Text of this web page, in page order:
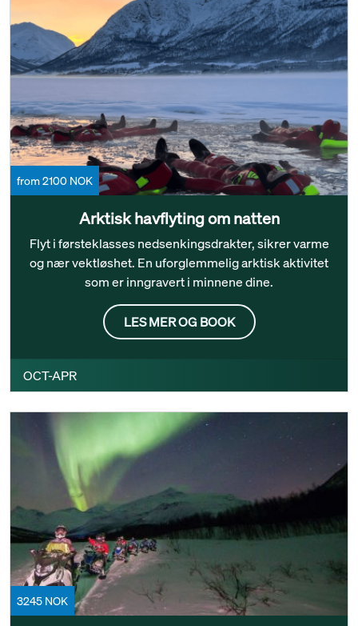
from 2100 NOK
Arktisk havflyting om natten
Flyt i førsteklasses nedsenkingsdrakter, sikrer varme
og nær vektløshet. En uforglemmelig arktisk aktivitet
som er inngravert i minnene dine.
LES MER OG BOOK
OCT-APR
3245 NOK